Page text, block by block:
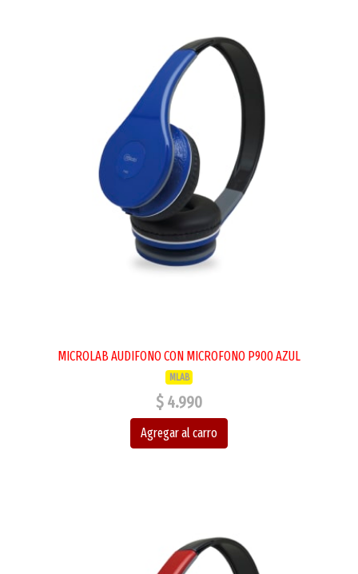
MICROLAB AUDIFONO CON MICROFONO P900 AZUL
MLAB
$ 4.990
Agregar al carro